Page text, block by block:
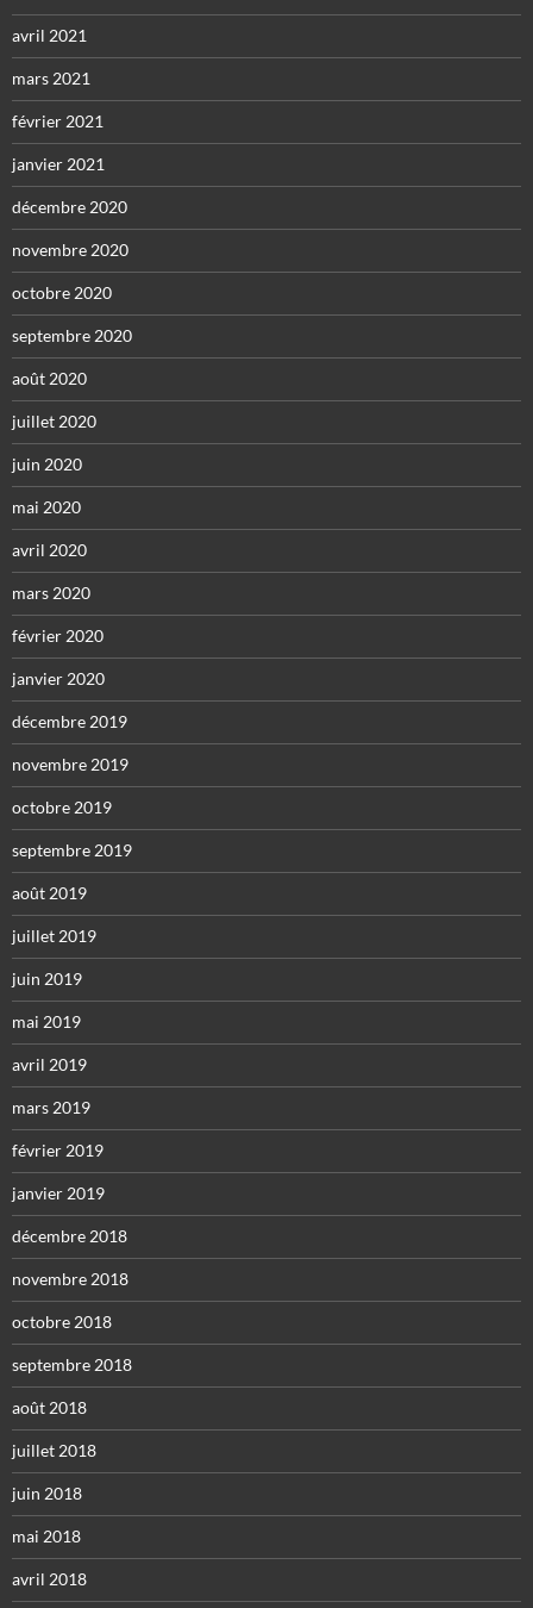
avril 2021
mars 2021
février 2021
janvier 2021
décembre 2020
novembre 2020
octobre 2020
septembre 2020
août 2020
juillet 2020
juin 2020
mai 2020
avril 2020
mars 2020
février 2020
janvier 2020
décembre 2019
novembre 2019
octobre 2019
septembre 2019
août 2019
juillet 2019
juin 2019
mai 2019
avril 2019
mars 2019
février 2019
janvier 2019
décembre 2018
novembre 2018
octobre 2018
septembre 2018
août 2018
juillet 2018
juin 2018
mai 2018
avril 2018